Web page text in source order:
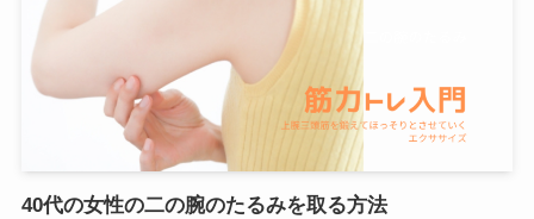
40代の女性の二の腕のたるみを取る方法